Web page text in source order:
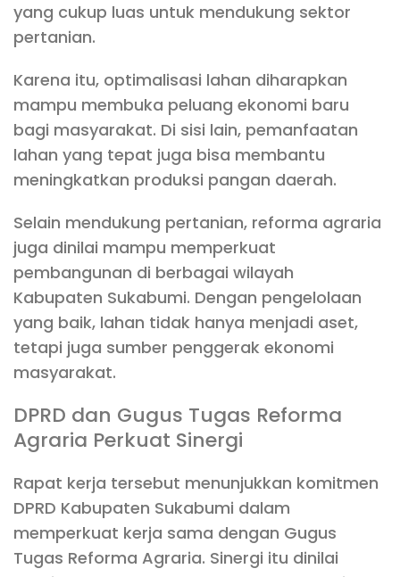
yang cukup luas untuk mendukung sektor
pertanian.
Karena itu, optimalisasi lahan diharapkan
mampu membuka peluang ekonomi baru
bagi masyarakat. Di sisi lain, pemanfaatan
lahan yang tepat juga bisa membantu
meningkatkan produksi pangan daerah.
Selain mendukung pertanian, reforma agraria
juga dinilai mampu memperkuat
pembangunan di berbagai wilayah
Kabupaten Sukabumi. Dengan pengelolaan
yang baik, lahan tidak hanya menjadi aset,
tetapi juga sumber penggerak ekonomi
masyarakat.
DPRD dan Gugus Tugas Reforma
Agraria Perkuat Sinergi
Rapat kerja tersebut menunjukkan komitmen
DPRD Kabupaten Sukabumi dalam
memperkuat kerja sama dengan Gugus
Tugas Reforma Agraria. Sinergi itu dinilai